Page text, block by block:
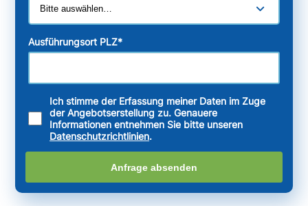
Ausführungsort PLZ*
Ich stimme der Erfassung meiner Daten im Zuge
der Angebotserstellung zu. Genauere
Informationen entnehmen Sie bitte unseren
Datenschutzrichtlinien.
Anfrage absenden